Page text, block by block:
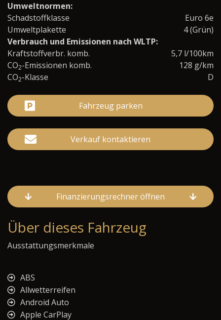
Umweltnormen:
Schadstoffklasse
Euro 6e
Umweltplakette
4 (Grün)
Verbrauch und Emissionen nach WLTP:
Kraftstoffverbr. komb.
5,7 l/100km
CO2-Emissionen komb.
128 g/km
CO2-Klasse D
Fahrzeug parken
Verkauf kontaktieren
Finanzierungsrechner öffnen
Über dieses Fahrzeug
Ausstattungsmerkmale
ABS
Allwetterreifen
Android Auto
Apple CarPlay